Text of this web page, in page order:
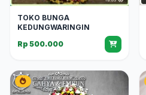
TOKO BUNGA
KEDUNGWARINGIN
Rp 500.000